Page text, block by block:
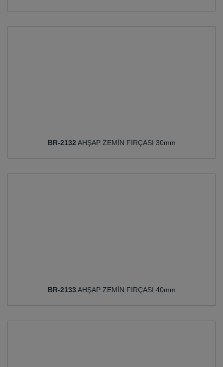
BR-2132 AHŞAP ZEMİN FIRÇASI 30mm
BR-2133 AHŞAP ZEMİN FIRÇASI 40mm